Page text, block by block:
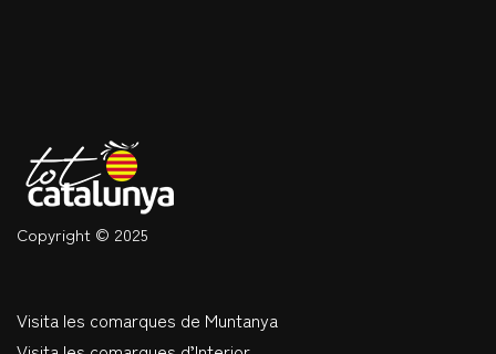
Copyright © 2025
Visita les comarques de Muntanya